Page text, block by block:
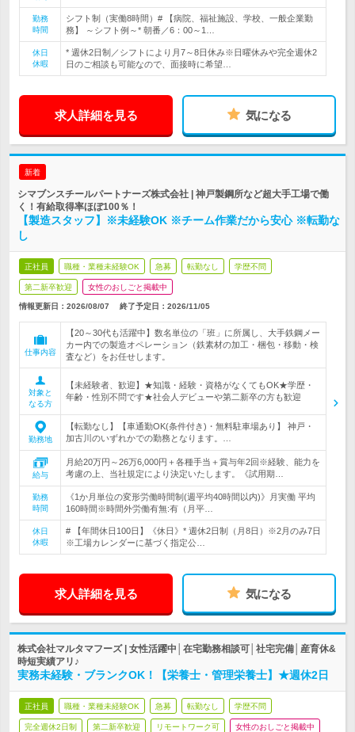
勤務
時間
シフト制（実働8時間）# 【病院、福祉施設、学校、一般企業勤
務】 ～シフト例～* 朝番／6：00～1…
休日
休暇
* 週休2日制／シフトにより月7～8日休み※日曜休みや完全週休2
日のご相談も可能なので、面接時に希望…
求人詳細を見る 気になる
新着
シマブンスチールパートナーズ株式会社 | 神戸製鋼所など超大手工場で働
く！有給取得率ほぼ100％！
【製造スタッフ】※未経験OK ※チーム作業だから安心 ※転勤な
し
正社員 職種・業種未経験OK 急募 転勤なし 学歴不問
第二新卒歓迎 女性のおしごと掲載中
情報更新日：2026/08/07 終了予定日： 2026/11/05
仕事内容
【20～30代も活躍中】数名単位の「班」に所属し、大手鉄鋼メー
カー内での製造オペレーション（鉄素材の加工・梱包・移動・検
査など）をお任せします。
対象と
なる方
【未経験者、歓迎】★知識・経験・資格がなくてもOK★学歴・
年齢・性別不問です★社会人デビューや第二新卒の方も歓迎
勤務地
【転勤なし】【車通勤OK(条件付き)・無料駐車場あり】 神戸・
加古川のいずれかでの勤務となります。…
給与
月給20万円～26万6,000円＋各種手当＋賞与年2回※経験、能力を
考慮の上、当社規定により決定いたします。《試用期…
勤務
時間
《1か月単位の変形労働時間制(週平均40時間以内)》月実働 平均
160時間※時間外労働有無:有（月平…
休日
休暇
# 【年間休日100日】《休日》* 週休2日制（月8日）※2月のみ7日
※工場カレンダーに基づく指定公…
求人詳細を見る 気になる
株式会社マルタマフーズ | 女性活躍中│在宅勤務相談可│社宅完備│産育休&
時短実績アリ♪
実務未経験・ブランクOK！【栄養士・管理栄養士】★週休2日
正社員 職種・業種未経験OK 急募 転勤なし 学歴不問
完全週休2日制 第二新卒歓迎 リモートワーク可 女性のおしごと掲載中